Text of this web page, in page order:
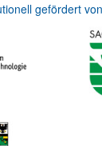
gefördert